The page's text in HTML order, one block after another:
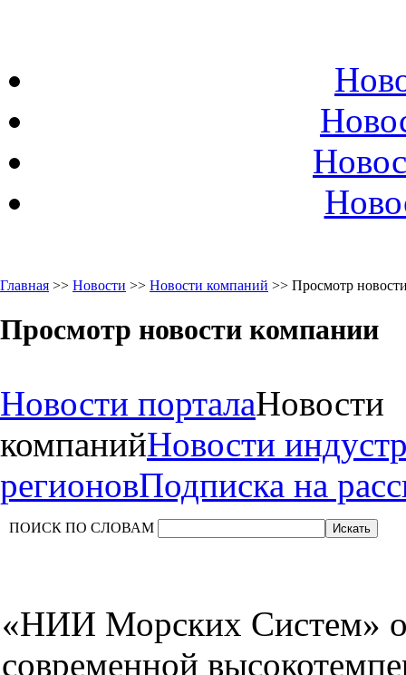
Главная >> Новости >> Новости компаний >> Просмотр
Просмотр новости компании
Новости порталаНовости
компанийНовости
регионовПодписка на
ПОИСК ПО СЛОВАМ
«НИИ Морских Систем»
современной